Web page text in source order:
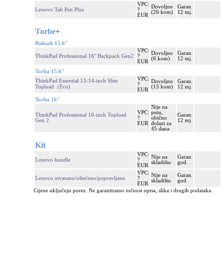
Lenovo Tab Pen Plus
VPC:
?
EUR
Dovoljno
(26 kom)
Garan.
12 mj.
Torbe+
Ruksak 15.6"
ThinkPad Professional 16" Backpack Gen2
VPC:
?
EUR
Dovoljno
(6 kom)
Garan.
12 mj.
Torba 15.6"
ThinkPad Essential 13-14-inch Slim
Topload（Eco)
VPC:
?
EUR
Dovoljno
(15 kom)
Garan.
12 mj.
Torba 16"
ThinkPad Professional 16-inch Topload
Gen 2
VPC:
?
EUR
Nije na
putu,
obično
dolazi za
45 dana
Garan.
12 mj.
Kit
Lenovo bundle
VPC:
?
EUR
Nije na
skladištu
Garan.
god.
Lenovo otvarano/oštećeno/popravljano
VPC:
?
EUR
Nije na
skladištu
Garan.
god.
Cijene uključuju porez. Ne garantiramo točnost opisa, slika i drugih podataka.